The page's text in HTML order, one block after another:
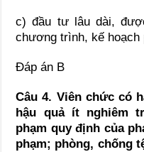
c) đầu tư lâu dài,
chương trình, kế hoạch
Đáp án B
Câu 4. Viên chức có
hậu quả ít nghiêm
phạm quy định của
phạm; phòng, chống